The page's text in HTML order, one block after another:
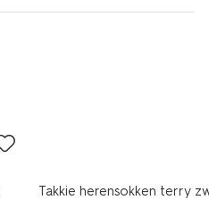
Takkie herensokken terry